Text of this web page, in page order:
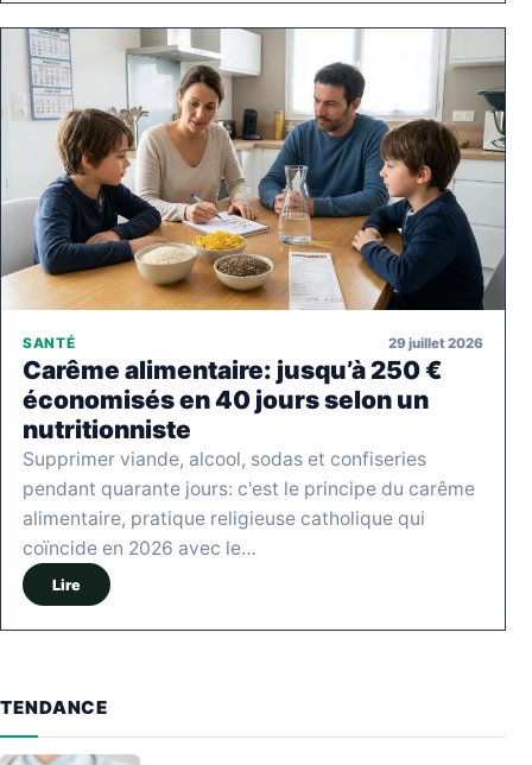
SANTÉ 29 juillet 2026
Carême alimentaire: jusqu’à 250 €
économisés en 40 jours selon un
nutritionniste
Supprimer viande, alcool, sodas et confiseries
pendant quarante jours: c'est le principe du carême
alimentaire, pratique religieuse catholique qui
coïncide en 2026 avec le…
Lire
TENDANCE